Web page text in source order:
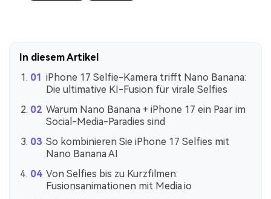
In diesem Artikel
iPhone 17 Selfie-Kamera trifft Nano Banana:
Die ultimative KI-Fusion für virale Selfies
Warum Nano Banana + iPhone 17 ein Paar im
Social-Media-Paradies sind
So kombinieren Sie iPhone 17 Selfies mit
Nano Banana AI
Von Selfies bis zu Kurzfilmen:
Fusionsanimationen mit Media.io